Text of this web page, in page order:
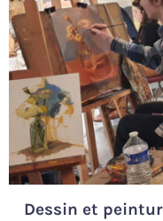
Dessin et